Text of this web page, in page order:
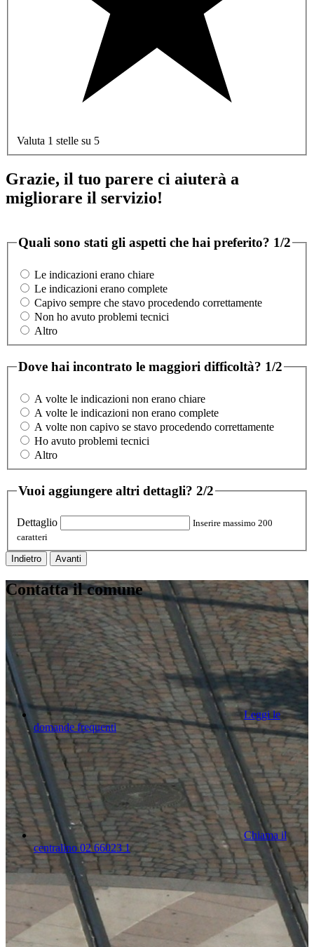
Valuta 1 stelle su 5
Grazie, il tuo parere ci aiuterà a
migliorare il servizio!
Quali sono stati gli aspetti che hai preferito? 1/2
Le indicazioni erano chiare
Le indicazioni erano complete
Capivo sempre che stavo procedendo correttamente
Non ho avuto problemi tecnici
Altro
Dove hai incontrato le maggiori difficoltà? 1/2
A volte le indicazioni non erano chiare
A volte le indicazioni non erano complete
A volte non capivo se stavo procedendo correttamente
Ho avuto problemi tecnici
Altro
Vuoi aggiungere altri dettagli? 2/2
Dettaglio
Inserire massimo 200
caratteri
Indietro Avanti
Contatta il comune
Leggi le
domande frequenti
Chiama il
centralino 02 66023 1